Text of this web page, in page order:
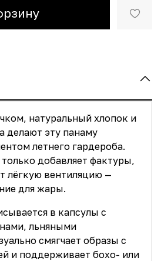
натуральный хлопок и
делают эту панаму
летнего гардероба.
добавляет фактуры,
лёгкую вентиляцию —
для жары.
в капсулы с
льняными
смягчает образы с
и поддерживает бохо- или